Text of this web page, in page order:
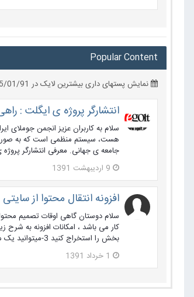
Popular Content
نمایش پستهای داری بیشترین لایک در 15/01/91 در تمام بخش ها
انتشارگر پروژه ی ایگلت :
سلام به کاربران عزيز انجمن
هست، سیستم منظمی است که به صورت
جامعه ی جهانی. معرفی انتشارگر
9 اردیبهشت 1391
افزونه انتقال محتوا از سایتی به
بخش را استخراج کنید 3-میتوانید یک مجموعه را استخراج کنید 4-میتوانید از سطل آشغال مطالب محتوا را استخراج کنید 5-میتوانید محتوا را مستقیما و بدون دانلود به یک...
1 خرداد 1391